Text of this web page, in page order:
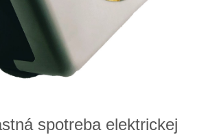
spotreba elektrickej